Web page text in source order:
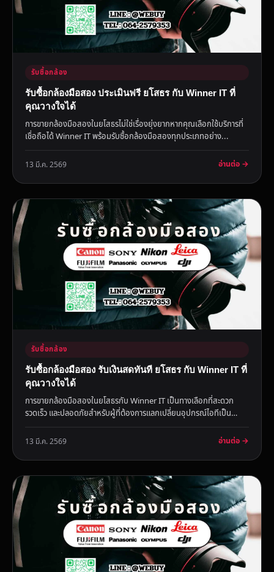
รับซื้อกล้อง
รับซื้อกล้องมือสอง ประเมินฟรี ยโสธร กับ Winner IT ที่
คุณวางใจได้
การขายกล้องมือสองในยโสธรไม่ใช่เรื่องยุ่งยากหากคุณเลือกใช้บริการที่
เชื่อถือได้ Winner IT พร้อมรับซื้อกล้องมือสองทุกประเภทอย่าง...
13 มี.ค. 2569 อ่านต่อ →
รับซื้อกล้อง
รับซื้อกล้องมือสอง รับเงินสดทันที ยโสธร กับ Winner IT ที่
คุณวางใจได้
การขายกล้องมือสองในยโสธรกับ Winner IT เป็นทางเลือกที่สะดวก
รวดเร็ว และปลอดภัยสำหรับผู้ที่ต้องการแลกเปลี่ยนอุปกรณ์ไอทีเป็น
เงิน...
13 มี.ค. 2569 อ่านต่อ →